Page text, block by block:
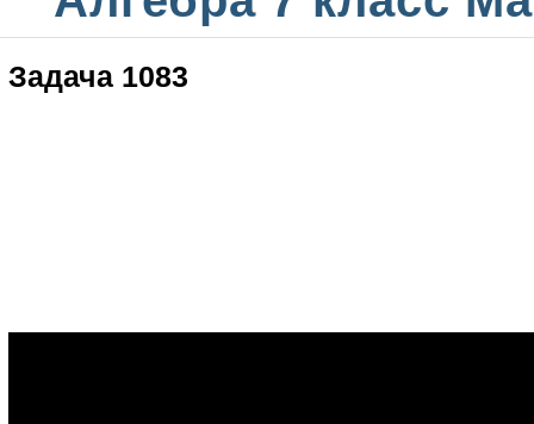
Задача 1083